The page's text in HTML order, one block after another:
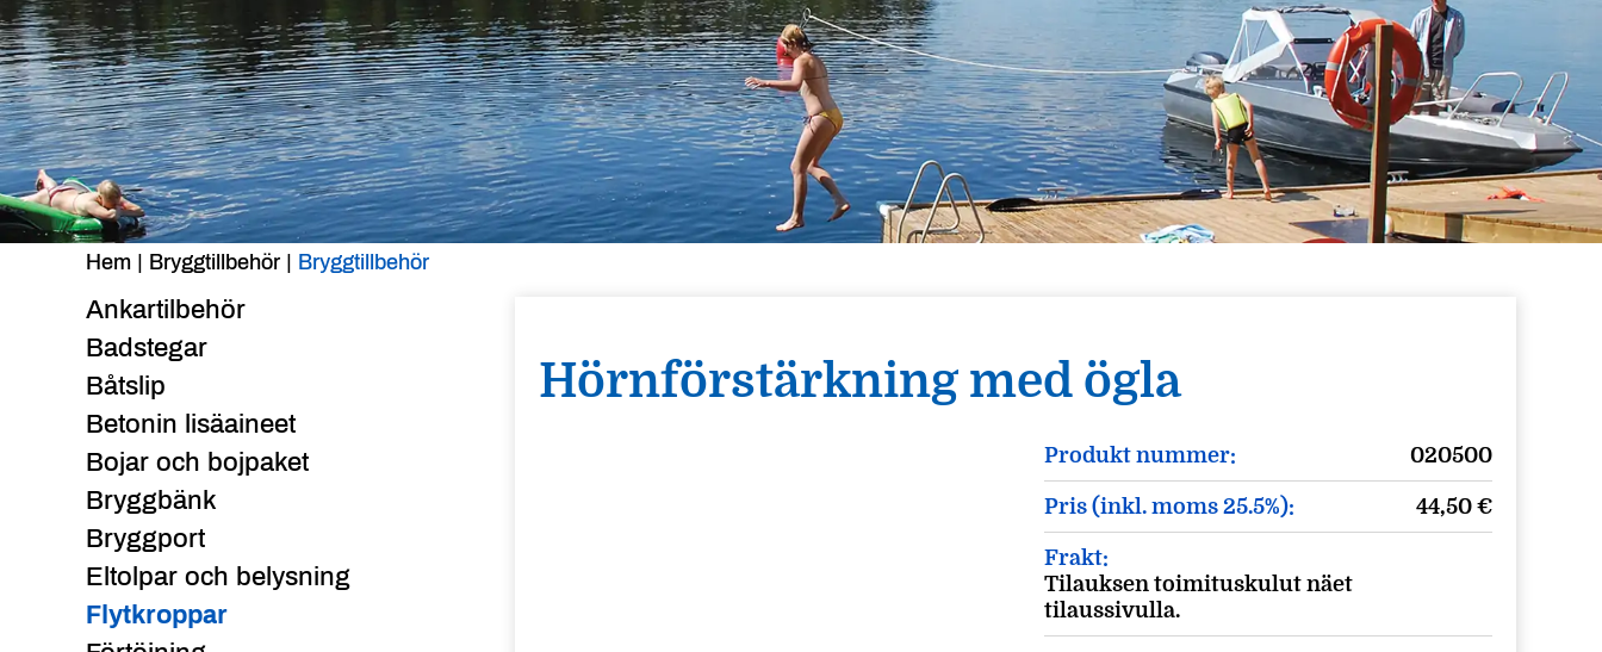
Hem | Bryggtillbehör | Bryggtillbehör
Ankartilbehör
Badstegar
Båtslip
Betonin lisäaineet
Bojar och bojpaket
Bryggbänk
Bryggport
Eltolpar och belysning
Flytkroppar
Hörnförstärkning med ögla
Produkt nummer: 020500
Pris (inkl. moms 25.5%): 44,50 €
Frakt:
Tilauksen toimituskulut näet
tilaussivulla.